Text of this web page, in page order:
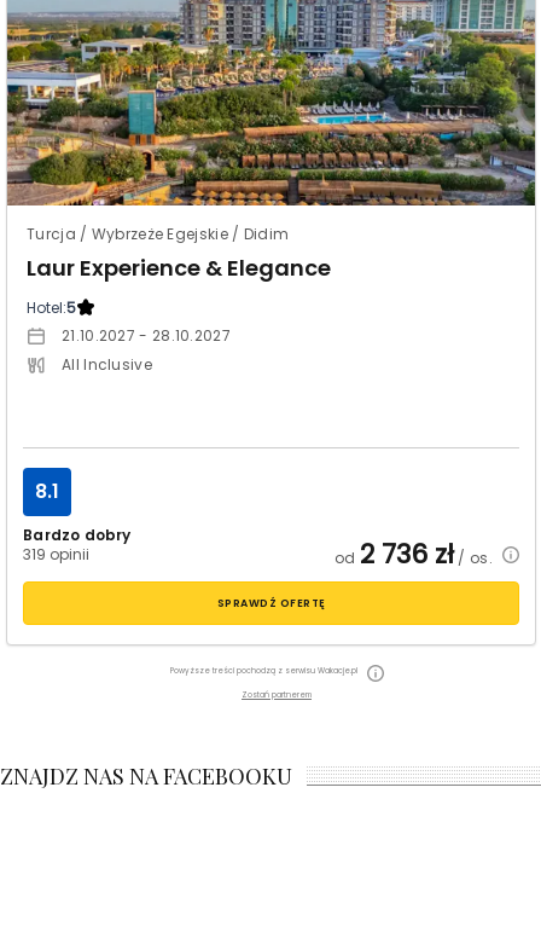
Turcja / Wybrzeże Egejskie / Didim
Laur Experience & Elegance
Hotel:5
21.10.2027 - 28.10.2027
All Inclusive
Bardzo dobry
319 opinii
8.1
od 2 736 zł/ os.
SPRAWDŹ OFERTĘ
Powyższe treści pochodzą z serwisu Wakacje.pl
Zostań partnerem
ZNAJDZ NAS NA FACEBOOKU